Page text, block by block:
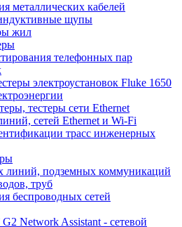
металлических кабелей
щупы
жил
телефонных пар
электроустановок Fluke 1650
тестеры сети Ethernet
сетей Ethernet и Wi-Fi
трасс инженерных
линий, подземных коммуникаций
труб
беспроводных сетей
Network Assistant - сетевой